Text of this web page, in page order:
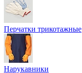
Перчатки трикотажные
Нарукавники